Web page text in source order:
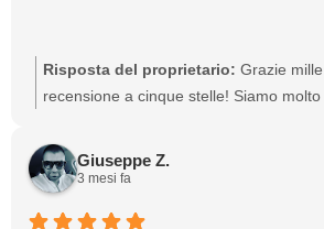
Risposta del proprietario: Grazie
recensione a cinque stelle! Siamo
per qualsiasi tua necessità futura.
Giuseppe Z.
3 mesi fa